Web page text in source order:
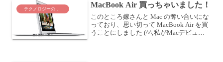
テクノロジーのこと MacBook Air 買っちゃいました！
このところ嫁さんと Mac の奪い合いにな
っており、思い切って MacBook Air を買
うことにしました (^^;私がMacデビュー